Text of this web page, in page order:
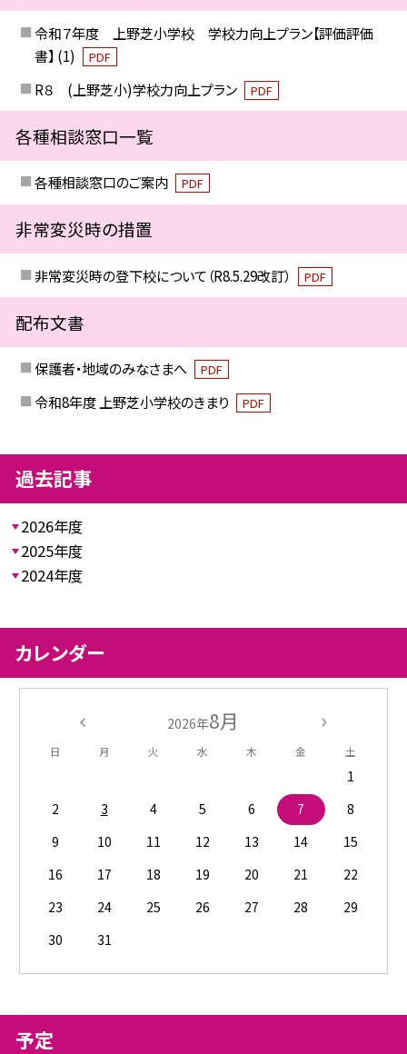
令和７年度 上野芝小学校 学校力向上プラン【評価評価
書】 (1)
PDF
R８ (上野芝小)学校力向上プラン PDF
各種相談窓口一覧
各種相談窓口のご案内 PDF
非常変災時の措置
非常変災時の登下校について（R8.5.29改訂） PDF
配布文書
保護者・地域のみなさまへ PDF
令和8年度 上野芝小学校のきまり PDF
過去記事
2026年度
2025年度
2024年度
カレンダー
2026年8月
日 月 火 水 木 金 土
1
2
3 4 5 6 7
8
9
10 11 12 13 14
15
16
17 18 19 20 21
22
23
24 25 26 27 28
29
30
31
予定